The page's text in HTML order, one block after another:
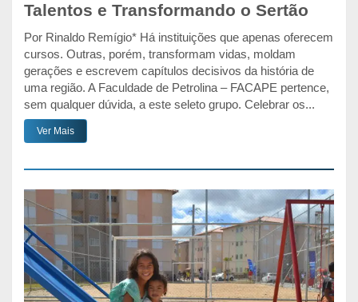
Talentos e Transformando o Sertão
Por Rinaldo Remígio* Há instituições que apenas oferecem
cursos. Outras, porém, transformam vidas, moldam
gerações e escrevem capítulos decisivos da história de
uma região. A Faculdade de Petrolina – FACAPE pertence,
sem qualquer dúvida, a este seleto grupo. Celebrar os...
Ver Mais